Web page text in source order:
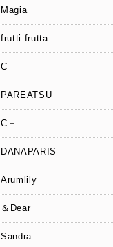
Magia
frutti frutta
C
PAREATSU
C＋
DANAPARIS
Arumlily
＆Dear
Sandra